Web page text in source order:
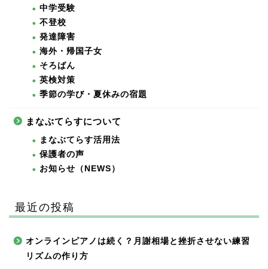
中学受験
不登校
発達障害
海外・帰国子女
そろばん
英検対策
季節の学び・夏休みの宿題
まなぶてらすについて
まなぶてらす活用法
保護者の声
お知らせ（NEWS）
最近の投稿
オンラインピアノは続く？月謝相場と挫折させない練習
リズムの作り方